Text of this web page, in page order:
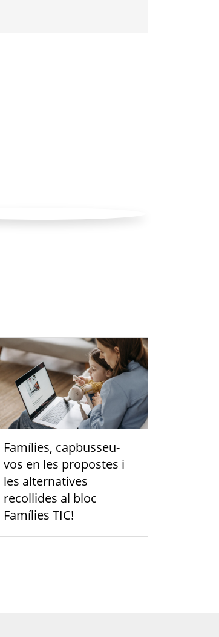
Famílies, capbusseu-
vos en les propostes i
les alternatives
recollides al bloc
Famílies TIC!